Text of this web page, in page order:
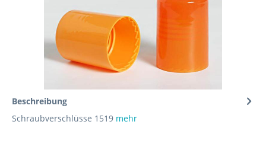
Beschreibung
Schraubverschlüsse 1519 mehr